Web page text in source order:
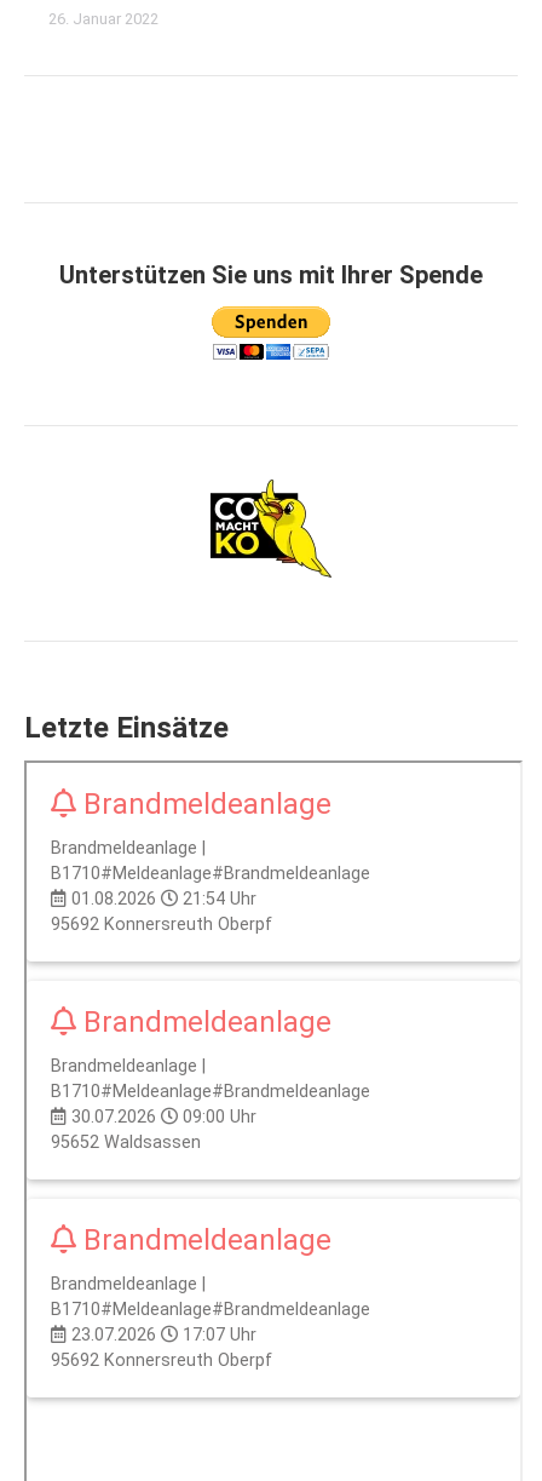
26. Januar 2022
Unterstützen Sie uns mit Ihrer Spende
Letzte Einsätze